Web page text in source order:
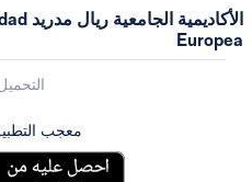
الأكاديمية الجامعية ريال مدريد Universidad
معجب التطبيق الرسمي